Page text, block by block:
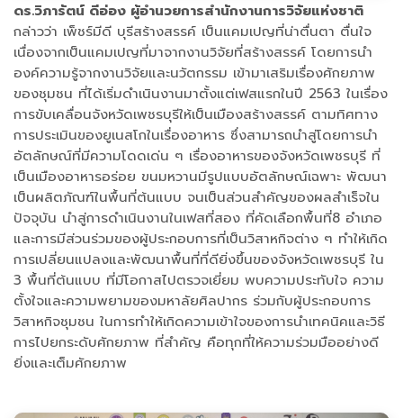
ดร.วิภารัตน์ ดีอ่อง ผู้อำนวยการสำนักงานการวิจัยแห่งชาติ
กล่าวว่า เพ็ชร์มีดี บุรีสร้างสรรค์ เป็นแคมเปญที่น่าตื่นตา ตื่นใจ
เนื่องจากเป็นแคมเปญที่มาจากงานวิจัยที่สร้างสรรค์ โดยการนำ
องค์ความรู้จากงานวิจัยและนวัตกรรม เข้ามาเสริมเรื่องศักยภาพ
ของชุมชน ที่ได้เริ่มดำเนินงานมาตั้งแต่เฟสแรกในปี 2563 ในเรื่อง
การขับเคลื่อนจังหวัดเพชรบุรีให้เป็นเมืองสร้างสรรค์ ตามทิศทาง
การประเมินของยูเนสโกในเรื่องอาหาร ซึ่งสามารถนำสู่โดยการนำ
อัตลักษณ์ที่มีความโดดเด่น ๆ เรื่องอาหารของจังหวัดเพชรบุรี ที่
เป็นเมืองอาหารอร่อย ขนมหวานมีรูปแบบอัตลักษณ์เฉพาะ พัฒนา
เป็นผลิตภัณฑ์ในพื้นที่ต้นแบบ จนเป็นส่วนสำคัญของผลสำเร็จใน
ปัจจุบัน นำสู่การดำเนินงานในเฟสที่สอง ที่คัดเลือกพื้นที่8 อำเภอ
และการมีส่วนร่วมของผู้ประกอบการที่เป็นวิสาหกิจต่าง ๆ ทำให้เกิด
การเปลี่ยนแปลงและพัฒนาพื้นที่ที่ดียิ่งขึ้นของจังหวัดเพชรบุรี ใน
3 พื้นที่ต้นแบบ ที่มีโอกาสไปตรวจเยี่ยม พบความประทับใจ ความ
ตั้งใจและความพยามของมหาลัยศิลปากร ร่วมกับผู้ประกอบการ
วิสาหกิจชุมชน ในการทำให้เกิดความเข้าใจของการนำเทคนิคและวิธี
การไปยกระดับศักยภาพ ที่สำคัญ คือทุกที่ให้ความร่วมมืออย่างดี
ยิ่งและเต็มศักยภาพ